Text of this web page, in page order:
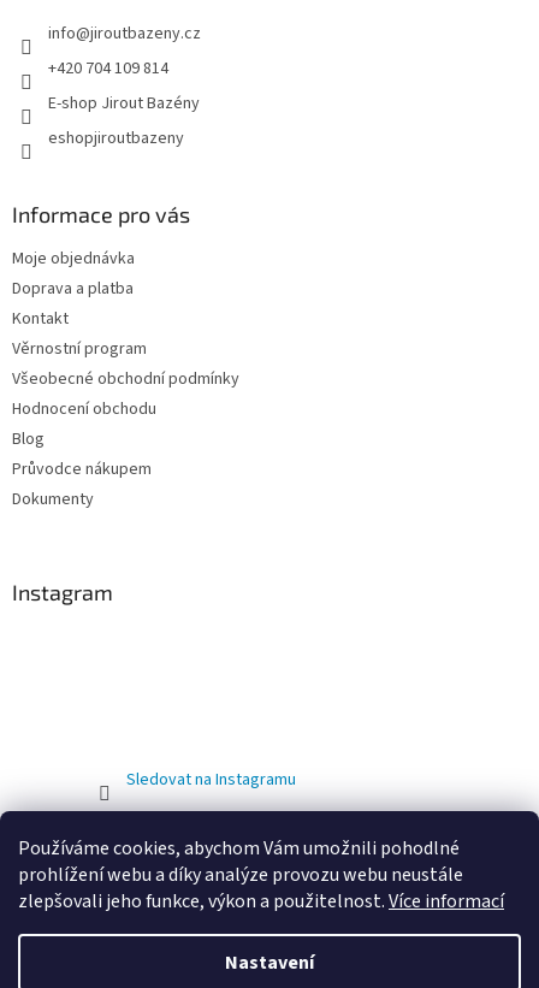
Používáme cookies, abychom Vám umožnili pohodlné
prohlížení webu a díky analýze provozu webu neustále
zlepšovali jeho funkce, výkon a použitelnost.Více informací
Nastavení
info@jiroutbazeny.cz
+420 704 109 814
E-shop Jirout Bazény
eshopjiroutbazeny
Informace pro vás
Moje objednávka
Doprava a platba
Kontakt
Věrnostní program
Všeobecné obchodní podmínky
Hodnocení obchodu
Blog
Průvodce nákupem
Dokumenty
Instagram
Sledovat na Instagramu
Vytvořil Shoptet